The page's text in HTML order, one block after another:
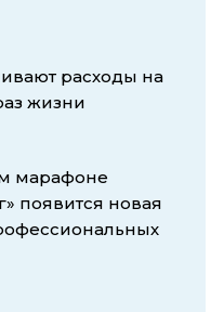
расходы на
жизни
марафоне
появится новая